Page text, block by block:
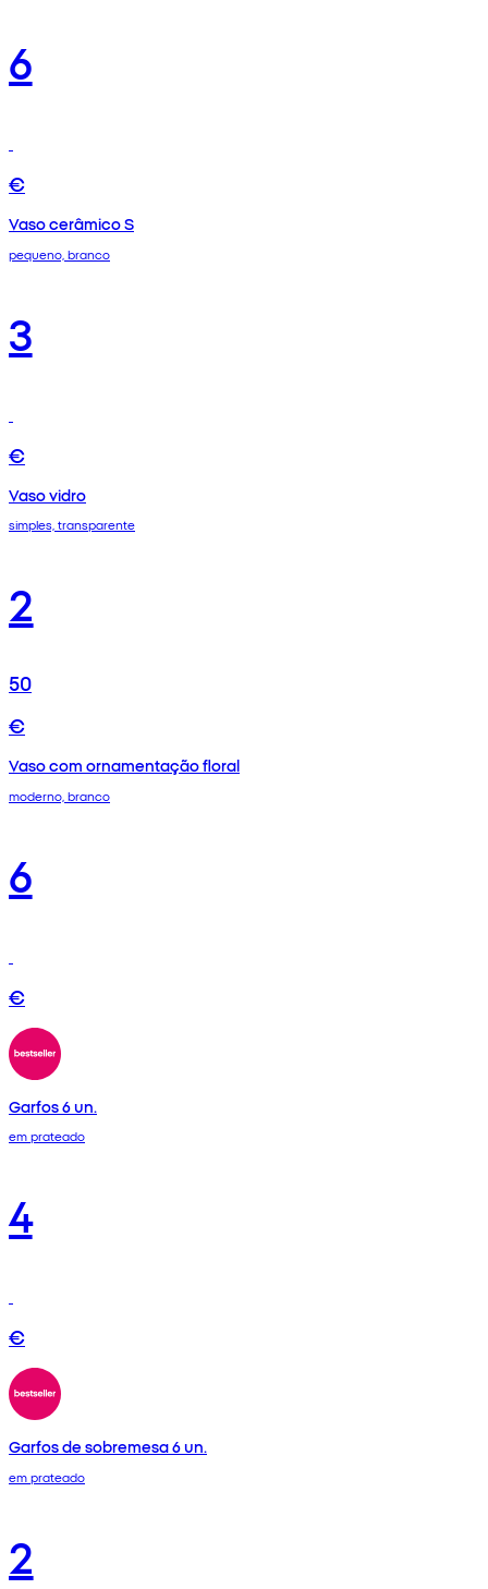
6
€
Vaso cerâmico S
pequeno, branco
3
€
Vaso vidro
simples, transparente
2
50
€
Vaso com ornamentação floral
moderno, branco
6
€
Garfos 6 un.
em prateado
4
€
Garfos de sobremesa 6 un.
em prateado
2